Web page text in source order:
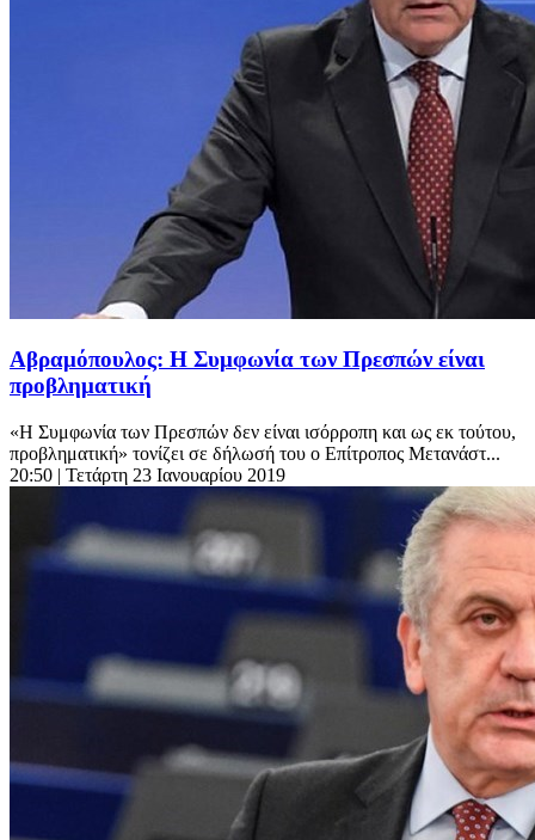
Αβραμόπουλος: Η Συμφωνία των Πρεσπών είναι
προβληματική
«Η Συμφωνία των Πρεσπών δεν είναι ισόρροπη και ως εκ τούτου,
προβληματική» τονίζει σε δήλωσή του ο Επίτροπος Μετανάστ...
20:50 | Τετάρτη 23 Ιανουαρίου 2019